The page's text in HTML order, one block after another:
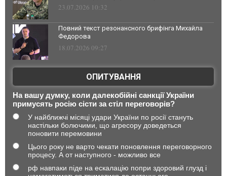
23.07.2026 10:32
Повний текст резонансного брифінга Михайла
Федорова
18.07.2026 09:27
ОПИТУВАННЯ
На вашу думку, коли далекобійні санкції України
примусять росію сісти за стіл переговорів?
У найближчі місяці удари України по росії стануть
настільки болючими, що агресору доведеться
поновити перемовини
Цього року не варто чекати поновлення переговорного
процесу. А от наступного - можливо все
рф навпаки піде на ескалацію попри здоровий глузд і